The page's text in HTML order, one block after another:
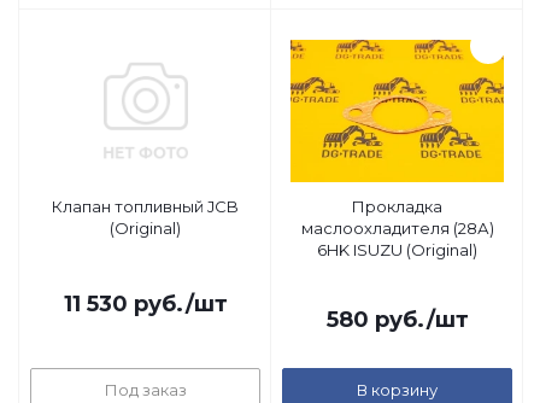
Клапан топливный JCB
(Original)
11 530 руб./шт
Под заказ
Прокладка
маслоохладителя (28А)
6HK ISUZU (Original)
580 руб./шт
В корзину